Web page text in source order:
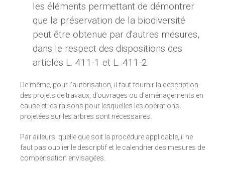
les éléments permettant de démontrer
que la préservation de la biodiversité
peut être obtenue par d'autres mesures,
dans le respect des dispositions des
articles L. 411-1 et L. 411-2.
De même, pour l’autorisation, il faut fournir la description
des projets de travaux, d’ouvrages ou d’aménagements en
cause et les raisons pour lesquelles les opérations
projetées sur les arbres sont nécessaires.
Par ailleurs, quelle que soit la procédure applicable, il ne
faut pas oublier le descriptif et le calendrier des mesures de
compensation envisagées.